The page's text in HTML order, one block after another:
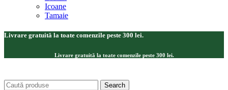
Icoane
Tamaie
Livrare gratuită la toate comenzile peste 300 lei.
Livrare gratuită la toate comenzile peste 300 lei.
Search